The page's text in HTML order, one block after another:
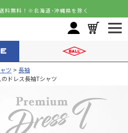
料無料！ ※北海道･沖縄県を除く
ツ
長袖
ドレス長袖Tシャツ